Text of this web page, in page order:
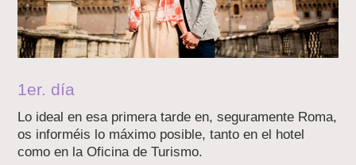
1er. día
Lo ideal en esa primera tarde en, seguramente Roma,
os informéis lo máximo posible, tanto en el hotel
como en la Oficina de Turismo.